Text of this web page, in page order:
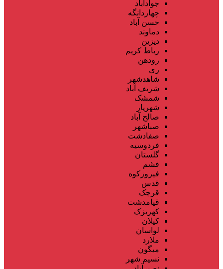
جوادآباد
چهاردانگه
حسن آباد
دماوند
دیزین
رباط کریم
رودهن
ری
شاهدشهر
شریف آباد
شمشک
شهریار
صالح آباد
صباشهر
صفادشت
فردوسیه
گلستان
فشم
فیروزکوه
قدس
قرچک
قیامدشت
کهریزک
کیلان
لواسان
ملارد
میگون
نسیم شهر